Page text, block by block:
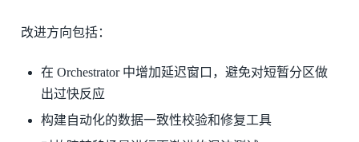
改进方向包括：
在 Orchestrator 中增加延迟窗口，避免对短暂分区做
出过快反应
构建自动化的数据一致性校验和修复工具